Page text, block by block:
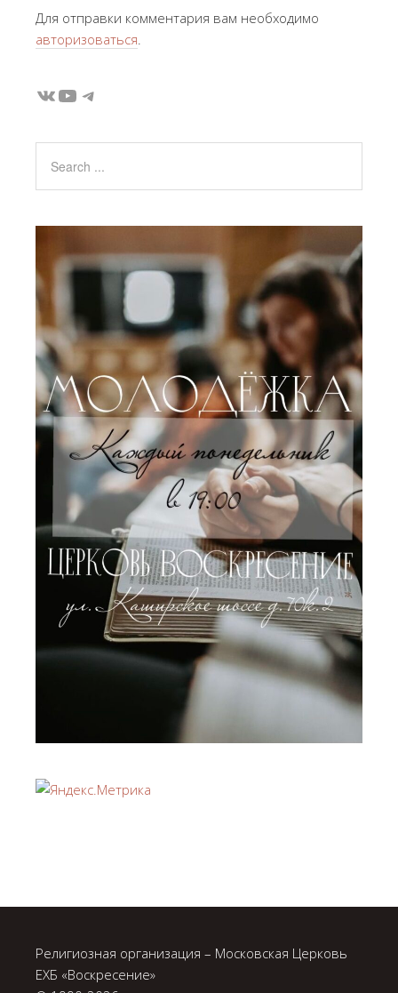
Для отправки комментария вам необходимо
авторизоваться.
ВКонтакте
YouTube
Telegram
Религиозная организация – Московская Церковь
ЕХБ «Воскресение»